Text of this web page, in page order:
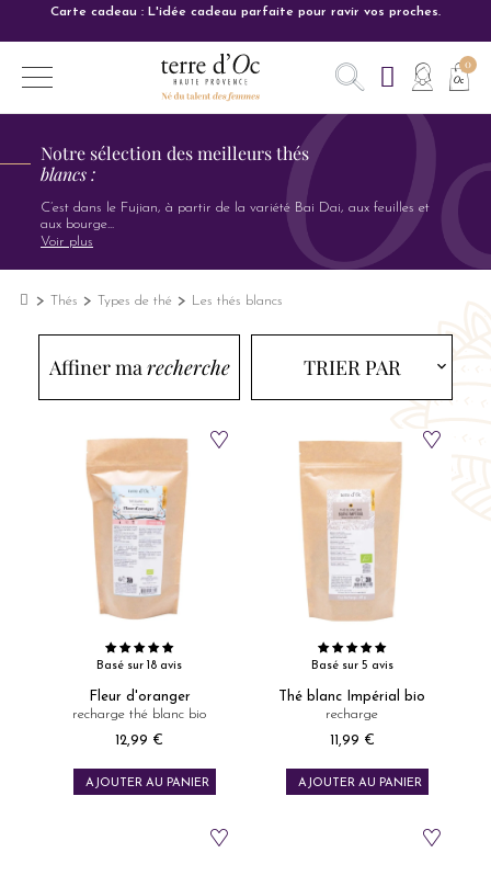
Carte cadeau : L'idée cadeau parfaite pour ravir vos proches.
Notre sélection des meilleurs thés
blancs :
C’est dans le Fujian, à partir de la variété Bai Dai, aux feuilles et
aux bourge...
Voir plus
Thés Types de thé Les thés blancs
Affiner ma recherche TRIER PAR expand_more
Basé sur 18 avis
Fleur d'oranger
recharge thé blanc bio
Prix
12,99 €
AJOUTER AU PANIER
Basé sur 5 avis
Thé blanc Impérial bio
recharge
Prix
11,99 €
AJOUTER AU PANIER